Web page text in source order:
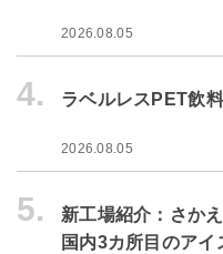
2026.08.05
4. ラベルレスPET飲
2026.08.05
5.
新工場紹介：さか
国内3カ所目のアイ